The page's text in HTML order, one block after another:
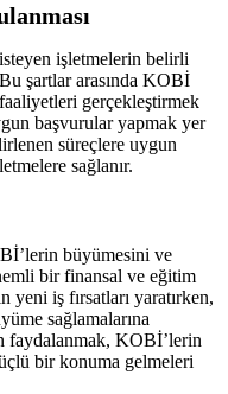
işletmelerin belirli
şartlar arasında KOBİ
gerçekleştirmek
başvurular yapmak yer
süreçlere uygun
sağlanır.
büyümesini ve
bir finansal ve eğitim
yeni iş fırsatları yaratırken,
sağlamalarına
faydalanmak, KOBİ’lerin
bir konuma gelmeleri